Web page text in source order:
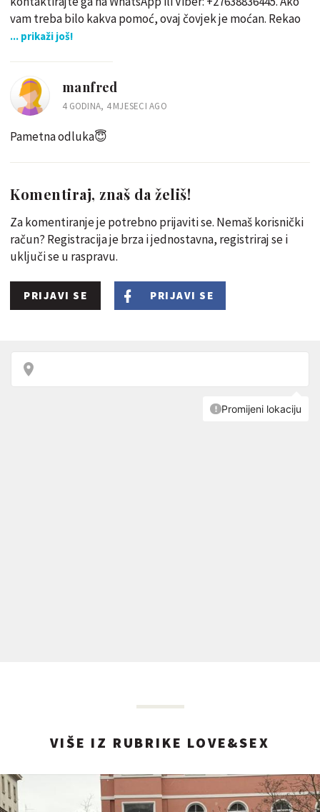
vam treba bilo kakva pomoć, ovaj čovjek je moćan. Rekao
... prikaži još!
manfred
4 GODINA, 4 MJESECI AGO
Pametna odluka😇
Komentiraj, znaš da želiš!
Za komentiranje je potrebno prijaviti se. Nemaš korisnički
račun? Registracija je brza i jednostavna, registriraj se i
uključi se u raspravu.
PRIJAVI SE PRIJAVI SE
VIŠE IZ RUBRIKE LOVE&SEX